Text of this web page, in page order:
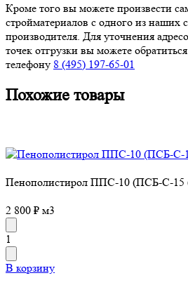
Кроме того вы можете произвести
стройматериалов с одного из наших
производителя. Для уточнения
точек отгрузки вы можете
телефону 8 (495) 197-65-01
Похожие товары
Пенополистирол ППС-10 (ПСБ-С-15
2 800 ₽ м3
1
В корзину